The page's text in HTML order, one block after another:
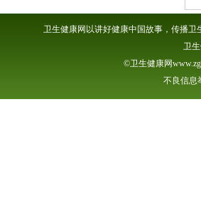
卫生健康网以讲好健康中国故事，传播
卫
©卫生健康网
不良信息